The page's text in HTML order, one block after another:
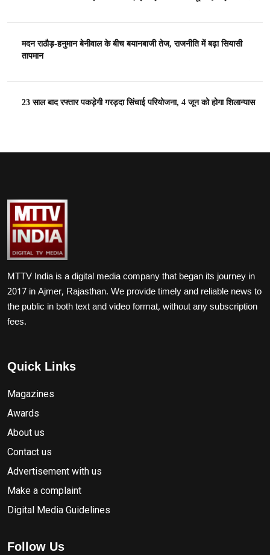
मदन राठौड़-हनुमान बेनीवाल के बीच बयानबाजी तेज, राजनीति में बढ़ा सियासी
तापमान
23 साल बाद रफ्तार पकड़ेगी गरड़दा सिंचाई परियोजना, 4 जून को होगा शिलान्यास
MTTV India is a digital media company that began its journey in
2017 in Ajmer, Rajasthan. We provide timely and reliable news to
the public in both text and video format, without any subscription
fees.
Quick Links
Magazines
Awards
About us
Contact us
Advertisement with us
Make a complaint
Digital Media Guidelines
Follow Us